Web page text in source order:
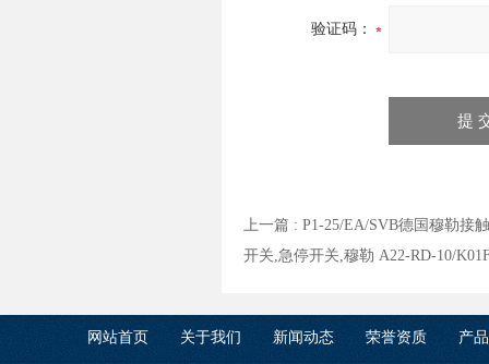
验证码：
上一篇 : P1-25/EA/SVB德国穆勒接
开关,急停开关,穆勒 A22-RD-10/
网站首页 关于我们 新闻动态 荣誉资质 产